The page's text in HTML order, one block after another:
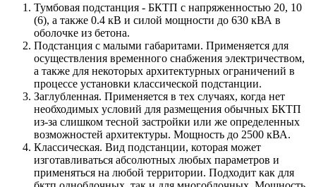
Тумбовая подстанция - БКТП с напряженностью 20, 10
(6), а также 0.4 кВ и силой мощности до 630 кВА в
оболочке из бетона.
Подстанция с малыми габаритами. Применяется для
осуществления временного снабжения электричеством,
а также для некоторых архитектурных ограничений в
процессе установки классической подстанции.
Заглубленная. Применяется в тех случаях, когда нет
необходимых условий для размещения обычных БКТП
из-за слишком тесной застройки или же определенных
возможностей архитектуры. Мощность до 2500 кВА.
Классическая. Вид подстанции, которая может
изготавливаться абсолютных любых параметров и
применяться на любой территории. Подходит как для